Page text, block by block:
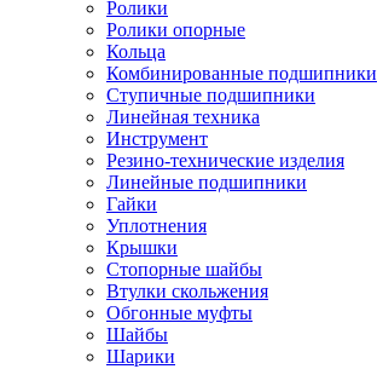
Ролики
Ролики опорные
Кольца
Комбинированные подшипники
Ступичные подшипники
Линейная техника
Инструмент
Резино-технические изделия
Линейные подшипники
Гайки
Уплотнения
Крышки
Стопорные шайбы
Втулки скольжения
Обгонные муфты
Шайбы
Шарики